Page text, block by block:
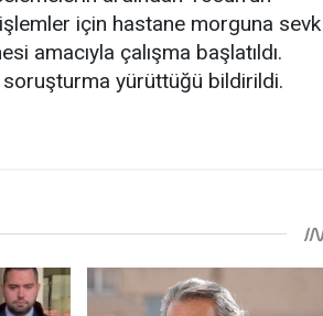
için hastane morguna sevk
amacıyla çalışma başlatıldı.
yürüttüğü bildirildi.